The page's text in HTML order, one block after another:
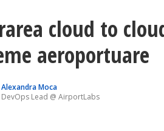
cloud to
aeroportuare
Alexandra Moca
DevOps Lead @ AirportLabs